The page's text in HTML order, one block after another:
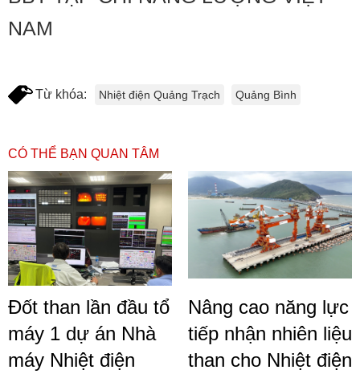
NAM
Từ khóa: Nhiệt điện Quảng Trạch Quảng Bình
CÓ THỂ BẠN QUAN TÂM
Đốt than lần đầu tổ
máy 1 dự án Nhà
máy Nhiệt điện
Nâng cao năng lực
tiếp nhận nhiên liệu
than cho Nhiệt điện